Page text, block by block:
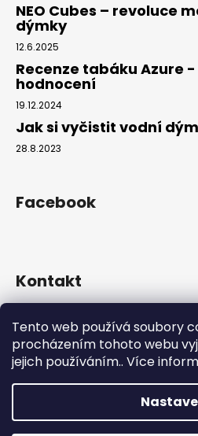
Tento web používá soubory
procházením tohoto webu
jejich používáním.. Více
p
o
r
u
č
u
e
m
NEO Cubes – revoluce
dýmky
12.6.2025
Recenze tabáku Azure
hodnocení
19.12.2024
Jak si vyčistit vodní
28.8.2023
Facebook
Kontakt
+420 739 522 572
hookah_gang.cz/